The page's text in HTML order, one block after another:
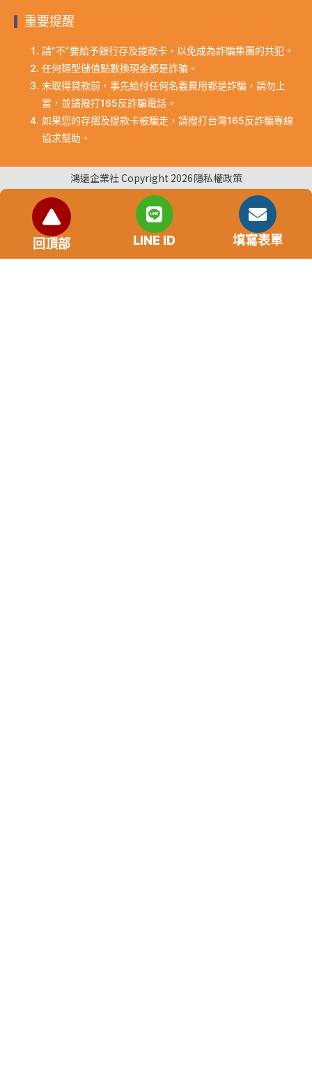
重要提醒
請“不”要給予銀行存及提款卡，以免成為詐騙集團的共犯。
任何類型儲值點數換現金都是詐骗。
未取得貸款前，事先給付任何名義費用都是詐騙，請勿上
當，並請撥打165反詐騙電話。
如果您的存摺及提款卡被騙走，請撥打台灣165反詐騙專線
協求幫助。
鴻遠企業社 Copyright 2026隱私權政策
回頂部 LINE ID 填寫表單